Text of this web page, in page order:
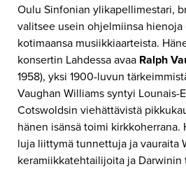
Oulu Sinfonian ylikapellimestari,
valitsee usein ohjelmiinsa hienoja
kotimaansa musiikkiaarteista.
konsertin Lahdessa avaa Ralph
1958), yksi 1900-luvun
Vaughan Williams syntyi Lounais-
Cotswoldsin viehättävistä
hänen isänsä toimi kirkkoherrana.
luja liittymä tunnettuja ja vauraita
keramiikkatehtailijoita ja Darwinin